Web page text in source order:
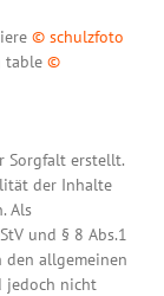
© schulzfoto
table ©
Sorgfalt erstellt.
der Inhalte
Als
und § 8 Abs.1
den allgemeinen
jedoch nicht